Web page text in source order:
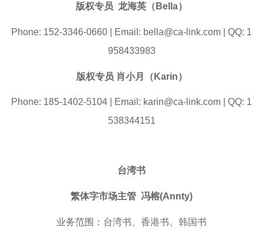
版权专员 龙海英（Bella）
Phone: 152-3346-0660 | Email: bella@ca-link.com | QQ: 1
958433983
版权专员 肖小月（Karin）
Phone: 185-1402-5104 | Email: karin@ca-link.com | QQ: 1
538344151
台湾书
繁体字市场主管 冯榕(Annty)
业务范围：台湾书、香港书、韩国书